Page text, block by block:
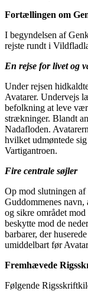
Fortællingen om
I begyndelsen af
rejste rundt i
En rejse for livet og
Under rejsen
Avatarer. Undervejs
befolkning at leve
strækninger. Blandt
Nadafloden.
hvilket udmøntede
Vartigantroen.
Fire centrale søjler
Op mod slutningen
Guddommenes
og sikre området
beskytte mod de
barbarer, der
umiddelbart før
Fremhævede
Følgende